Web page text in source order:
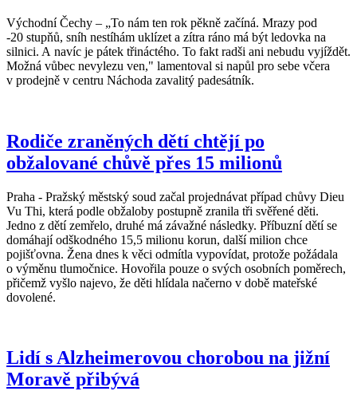
Východní Čechy – „To nám ten rok pěkně začíná. Mrazy pod
-20 stupňů, sníh nestíhám uklízet a zítra ráno má být ledovka na
silnici. A navíc je pátek třináctého. To fakt radši ani nebudu vyjíždět.
Možná vůbec nevylezu ven," lamentoval si napůl pro sebe včera
v prodejně v centru Náchoda zavalitý padesátník.
Rodiče zraněných dětí chtějí po
obžalované chůvě přes 15 milionů
Praha - Pražský městský soud začal projednávat případ chůvy Dieu
Vu Thi, která podle obžaloby postupně zranila tři svěřené děti.
Jedno z dětí zemřelo, druhé má závažné následky. Příbuzní dětí se
domáhají odškodného 15,5 milionu korun, další milion chce
pojišťovna. Žena dnes k věci odmítla vypovídat, protože požádala
o výměnu tlumočnice. Hovořila pouze o svých osobních poměrech,
přičemž vyšlo najevo, že děti hlídala načerno v době mateřské
dovolené.
Lidí s Alzheimerovou chorobou na jižní
Moravě přibývá